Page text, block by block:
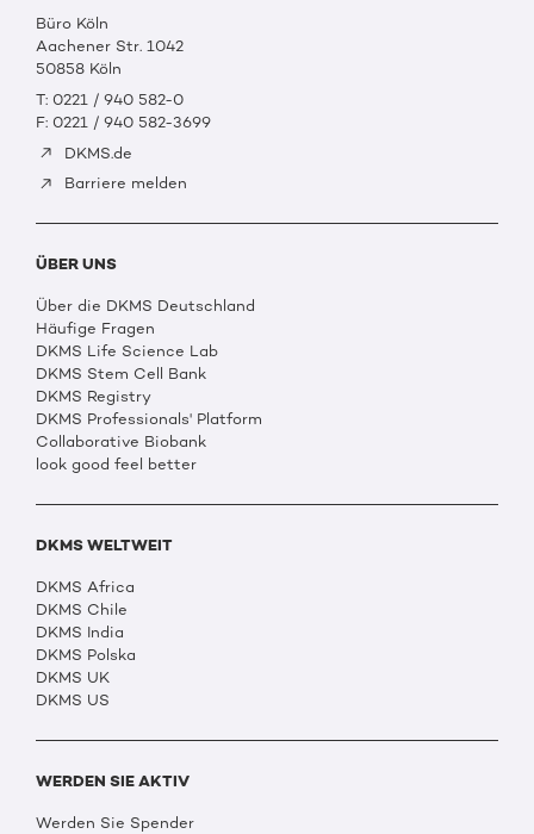
Büro Köln
Aachener Str. 1042
50858 Köln
T: 0221 / 940 582-0
F: 0221 / 940 582-3699
DKMS.de
Barriere melden
ÜBER UNS
Über die DKMS Deutschland
Häufige Fragen
DKMS Life Science Lab
DKMS Stem Cell Bank
DKMS Registry
DKMS Professionals' Platform
Collaborative Biobank
look good feel better
DKMS WELTWEIT
DKMS Africa
DKMS Chile
DKMS India
DKMS Polska
DKMS UK
DKMS US
WERDEN SIE AKTIV
Werden Sie Spender